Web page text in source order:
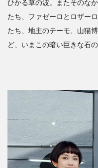
ひかる草の波。またそのな
たち、ファゼーロとロザー
たち、地主のテーモ、山猫
ど、いまこの暗い巨きな石